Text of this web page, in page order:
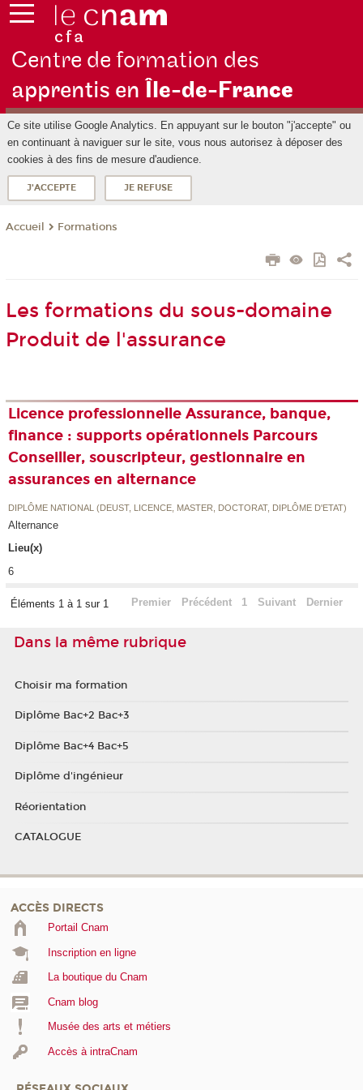
Centre de formation des
apprentis en Île-de-France
Ce site utilise Google Analytics. En appuyant sur le bouton "j'accepte" ou
en continuant à naviguer sur le site, vous nous autorisez à déposer des
cookies à des fins de mesure d'audience.
J'ACCEPTE JE REFUSE
Accueil Formations
Les formations du sous-domaine
Produit de l'assurance
Licence professionnelle Assurance, banque,
finance : supports opérationnels Parcours
Conseiller, souscripteur, gestionnaire en
assurances en alternance
DIPLÔME NATIONAL (DEUST, LICENCE, MASTER, DOCTORAT, DIPLÔME D'ETAT)
Alternance
Lieu(x)
6
Éléments 1 à 1 sur 1 Premier Précédent 1 Suivant Dernier
Dans la même rubrique
Choisir ma formation
Diplôme Bac+2 Bac+3
Diplôme Bac+4 Bac+5
Diplôme d'ingénieur
Réorientation
CATALOGUE
ACCÈS DIRECTS
Portail Cnam
Inscription en ligne
La boutique du Cnam
Cnam blog
Musée des arts et métiers
Accès à intraCnam